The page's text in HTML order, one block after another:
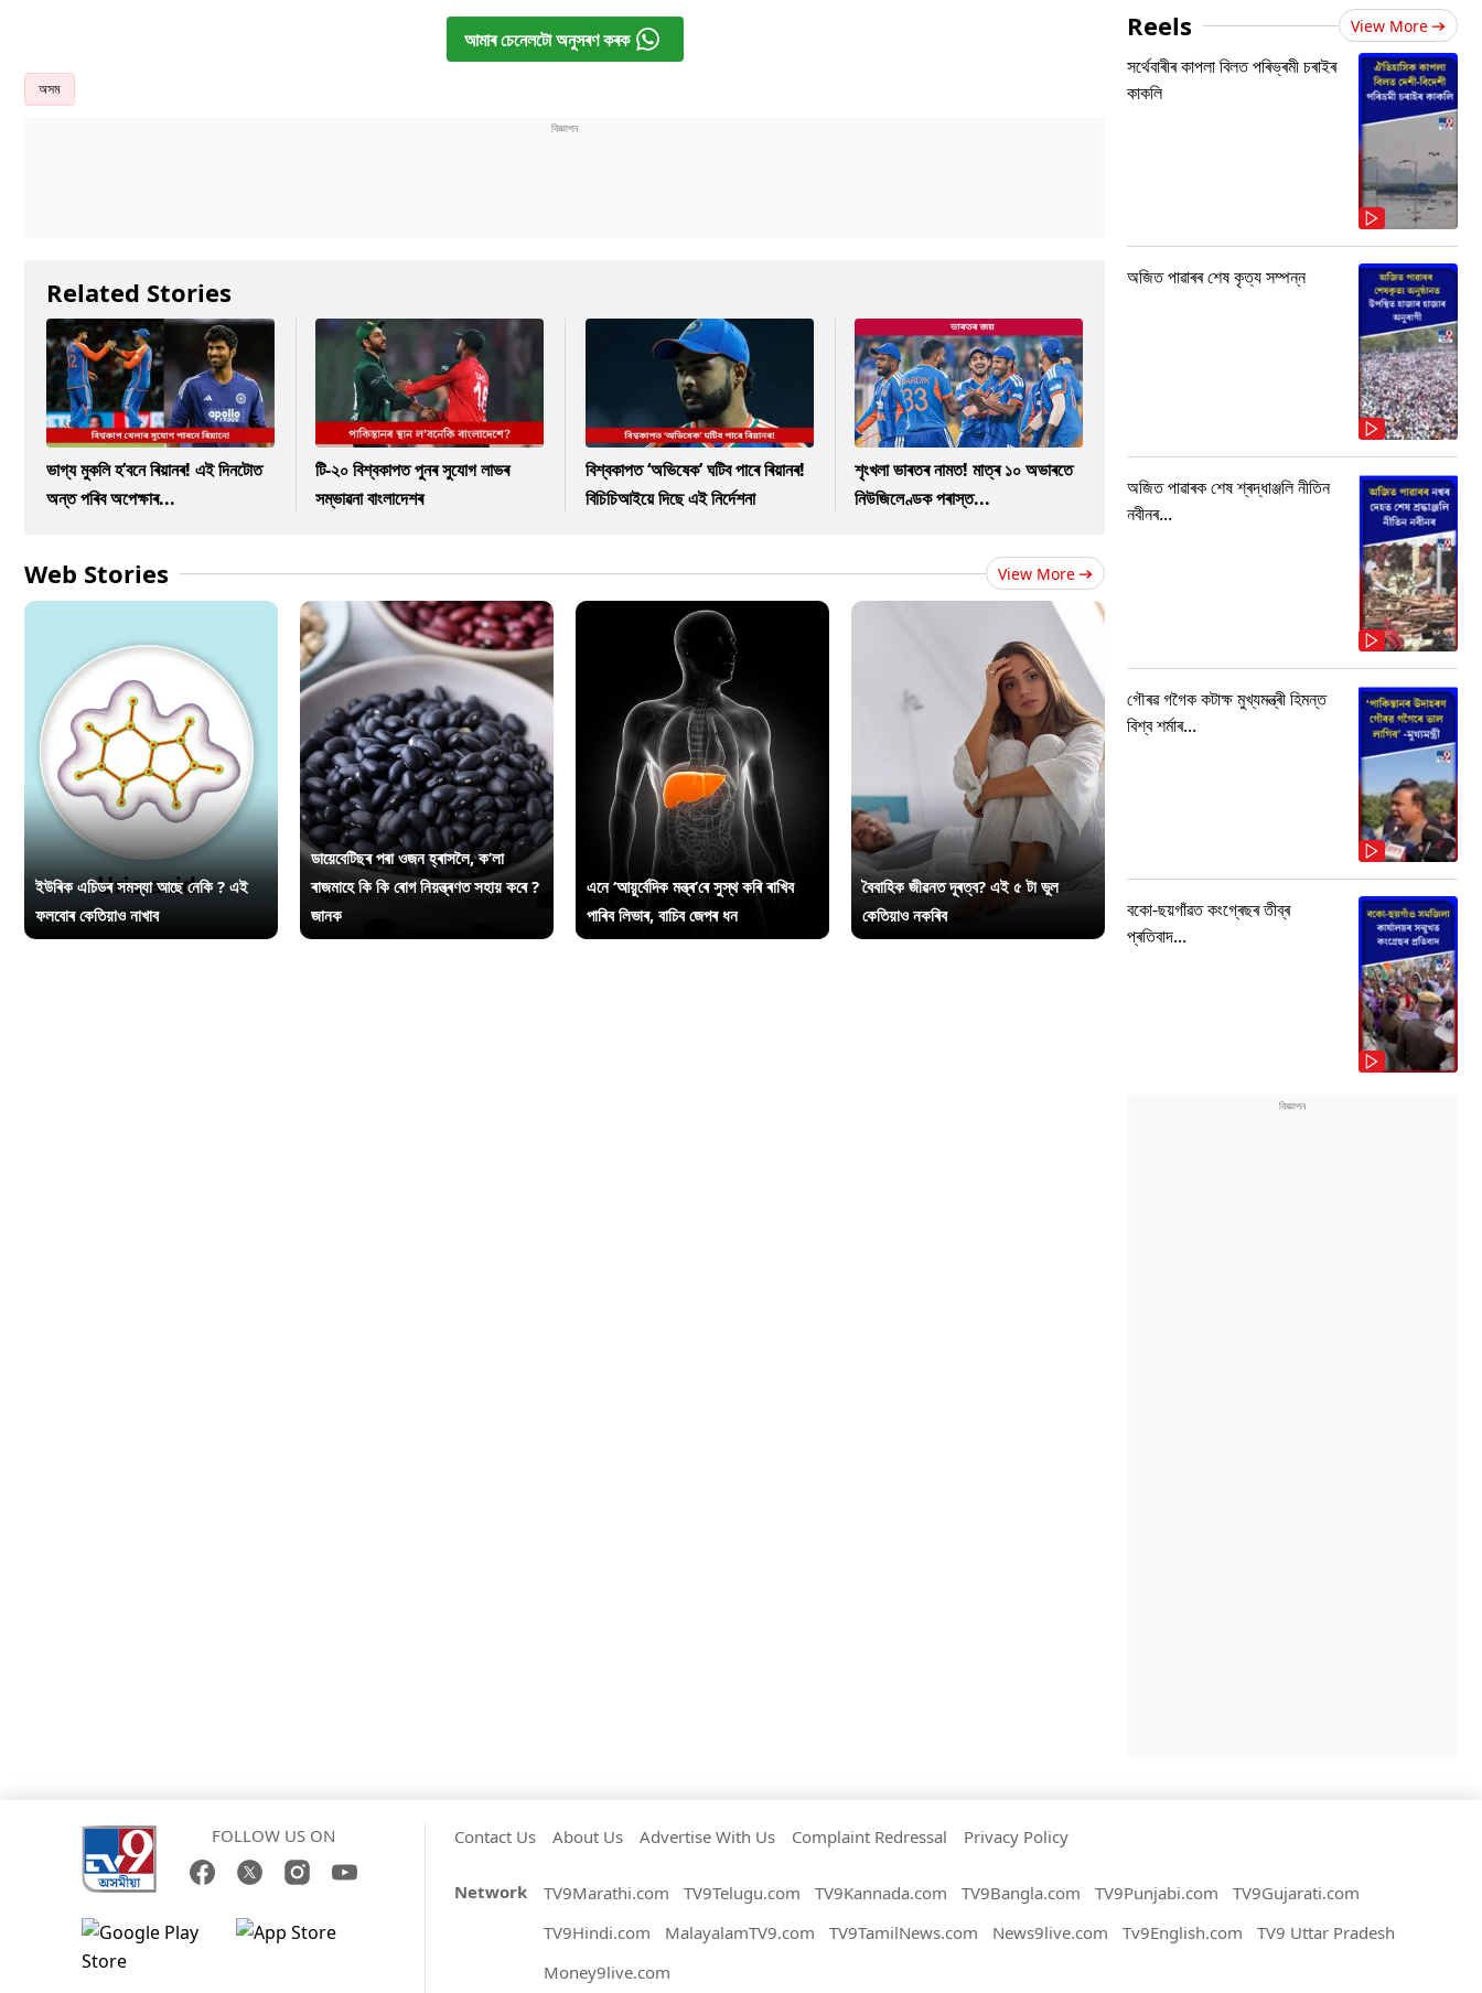
আমাৰ চেনেলটো অনুসৰণ কৰক
অসম
Related Stories
ভাগ্য মুকলি হ’বনে ৰিয়ানৰ! এই দিনটোত
অন্ত পৰিব অপেক্ষাৰ...
টি-২০ বিশ্বকাপত পুনৰ সুযোগ লাভৰ
সম্ভাৱনা বাংলাদেশৰ
বিশ্বকাপত ‘অভিষেক’ ঘটিব পাৰে ৰিয়ানৰ!
বিচিচিআইয়ে দিছে এই নিৰ্দেশনা
শৃংখলা ভাৰতৰ নামত! মাত্ৰ ১০ অভাৰতে
নিউজিলেণ্ডক পৰাস্ত...
Web Stories View More
ইউৰিক এচিডৰ সমস্যা আছে নেকি ? এই
ফলবোৰ কেতিয়াও নাখাব
ডায়েবেটিছৰ পৰা ওজন হ্ৰাসলৈ, ক’লা
ৰাজমাহে কি কি ৰোগ নিয়ন্ত্ৰণত সহায় কৰে ?
জানক
এনে ‘আয়ুৰ্বেদিক মন্ত্ৰ’ৰে সুস্থ কৰি ৰাখিব
পাৰিব লিভাৰ, বাচিব জেপৰ ধন
বৈবাহিক জীৱনত দূৰত্ব? এই ৫ টা ভুল
কেতিয়াও নকৰিব
Reels View More
সৰ্থেবাৰীৰ কাপলা বিলত পৰিভ্ৰমী চৰাইৰ
কাকলি
অজিত পাৱাৰৰ শেষ কৃত্য সম্পন্ন
অজিত পাৱাৰক শেষ শ্ৰদ্ধাঞ্জলি নীতিন
নবীনৰ...
গৌৰৱ গগৈক কটাক্ষ মুখ্যমন্ত্ৰী হিমন্ত
বিশ্ব শৰ্মাৰ...
বকো-ছয়গাঁৱত কংগ্ৰেছৰ তীব্ৰ
প্ৰতিবাদ...
FOLLOW US ON Contact Us About Us Advertise With Us Complaint Redressal Privacy Policy
Network TV9Marathi.com TV9Telugu.com TV9Kannada.com TV9Bangla.com TV9Punjabi.com
TV9Gujarati.com
TV9Hindi.com
MalayalamTV9.com TV9TamilNews.com News9live.com Tv9English.com
TV9 Uttar Pradesh
Money9live.com